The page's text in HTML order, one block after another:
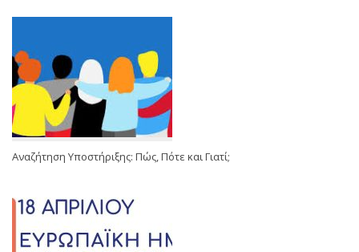
Αναζήτηση Υποστήριξης: Πώς, Πότε και Γιατί;